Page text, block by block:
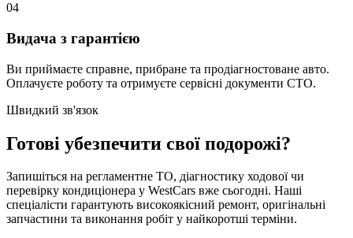
04
Видача з гарантією
Ви приймаєте справне, прибране та продіагностоване авто.
Оплачуєте роботу та отримуєте сервісні документи СТО.
Швидкий зв'язок
Готові убезпечити свої подорожі?
Запишіться на регламентне ТО, діагностику ходової чи
перевірку кондиціонера у WestCars вже сьогодні. Наші
спеціалісти гарантують високоякісний ремонт, оригінальні
запчастини та виконання робіт у найкоротші терміни.